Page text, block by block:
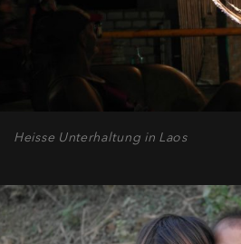
Heisse Unterhaltung in Laos